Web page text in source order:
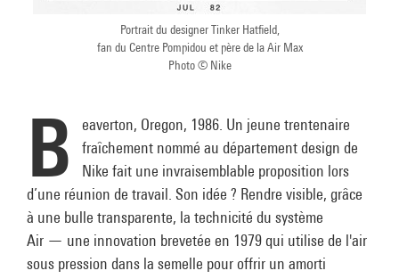
Portrait du designer Tinker Hatfield,
fan du Centre Pompidou et père de la Air Max
Photo © Nike
B
eaverton, Oregon, 1986. Un jeune trentenaire
fraîchement nommé au département design de
Nike fait une invraisemblable proposition lors
d’une réunion de travail. Son idée ? Rendre visible, grâce
à une bulle transparente, la technicité du système
Air — une innovation brevetée en 1979 qui utilise de l'air
sous pression dans la semelle pour offrir un amorti